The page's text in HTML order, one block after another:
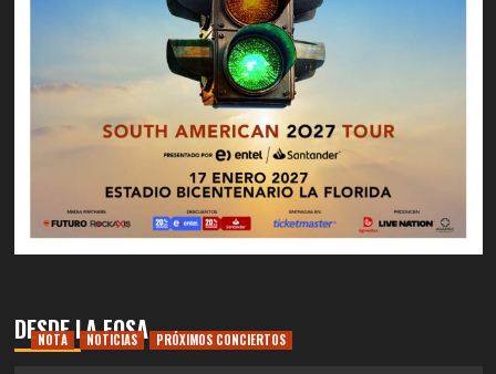
DESDE LA FOSA
NOTA NOTICIAS PRÓXIMOS CONCIERTOS